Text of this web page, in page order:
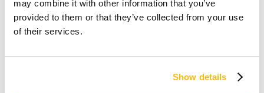
may combine it with other information that you’ve
provided to them or that they’ve collected from your use
of their services.
Show details